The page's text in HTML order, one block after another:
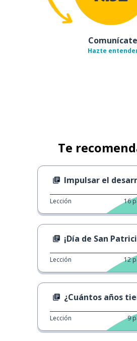
Comunícate
Hazte
Te
Impulsar el
Lección 16
¡Día de San
Lección 12
¿Cuántos años
Lección 9